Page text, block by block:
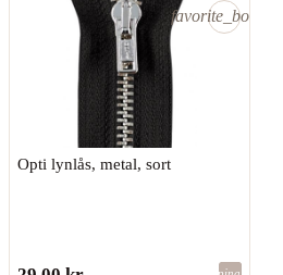
favorite_border
Opti lynlås, metal, sort